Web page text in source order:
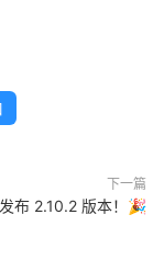
下一篇
布 2.10.2 版本！🎉